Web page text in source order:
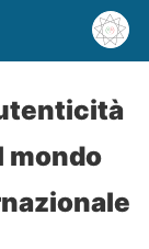
mondo